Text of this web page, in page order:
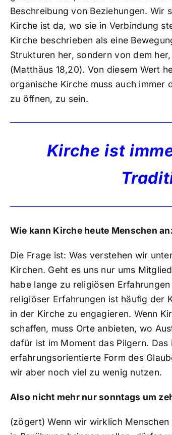
Beschreibung von Beziehungen. Wir
Kirche ist da, wo sie in Verbindung
Kirche beschrieben als eine
Strukturen her, sondern von dem
(Matthäus 18,20). Von diesem Wert
organische Kirche muss auch immer
zu öffnen, zu sein.
Kirche ist
Wie kann Kirche heute Menschen
Die Frage ist: Was verstehen wir
Kirchen. Geht es uns nur ums
habe lange zu religiösen
religiöser Erfahrungen ist häufig der
in der Kirche zu engagieren. Wenn
schaffen, muss Orte anbieten, wo
dafür ist im Moment das Pilgern.
erfahrungsorientierte Form des
wir aber noch viel zu wenig nutzen.
Also nicht mehr nur sonntags um
(zögert) Wenn wir wirklich